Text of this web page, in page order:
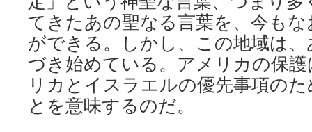
てきたあの聖なる言葉を、今も
ができる。しかし、この地域は
づき始めている。アメリカの保
リカとイスラエルの優先事項の
とを意味するのだ。